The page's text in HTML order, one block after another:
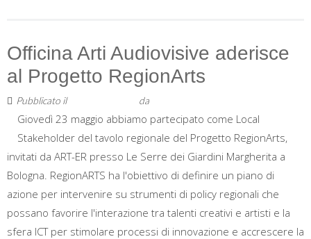
Officina Arti Audiovisive aderisce
al Progetto RegionArts
Pubblicato il da
Giovedì 23 maggio abbiamo partecipato come Local
Stakeholder del tavolo regionale del Progetto RegionArts,
invitati da ART-ER presso Le Serre dei Giardini Margherita a
Bologna. RegionARTS ha l'obiettivo di definire un piano di
azione per intervenire su strumenti di policy regionali che
possano favorire l'interazione tra talenti creativi e artisti e la
sfera ICT per stimolare processi di innovazione e accrescere la